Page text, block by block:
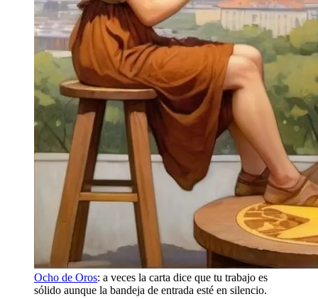
Ocho de Oros: a veces la carta dice que tu trabajo es
sólido aunque la bandeja de entrada esté en silencio.